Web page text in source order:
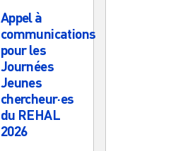
Appel à
communications
pour les
Journées
Jeunes
chercheur·es
du REHAL
2026